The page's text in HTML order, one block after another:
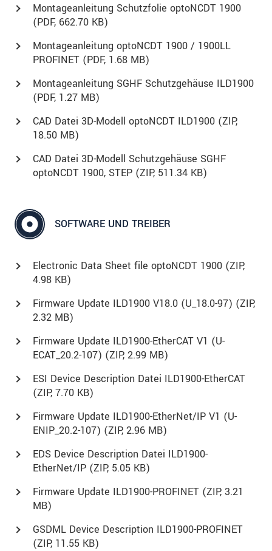
Montageanleitung Schutzfolie optoNCDT 1900
(PDF, 662.70 KB)
Montageanleitung optoNCDT 1900 / 1900LL
PROFINET (PDF, 1.68 MB)
Montageanleitung SGHF Schutzgehäuse ILD1900
(PDF, 1.27 MB)
CAD Datei 3D-Modell optoNCDT ILD1900 (ZIP,
18.50 MB)
CAD Datei 3D-Modell Schutzgehäuse SGHF
optoNCDT 1900, STEP (ZIP, 511.34 KB)
SOFTWARE UND TREIBER
Electronic Data Sheet file optoNCDT 1900 (ZIP,
4.98 KB)
Firmware Update ILD1900 V18.0 (U_18.0-97) (ZIP,
2.32 MB)
Firmware Update ILD1900-EtherCAT V1 (U-
ECAT_20.2-107) (ZIP, 2.99 MB)
ESI Device Description Datei ILD1900-EtherCAT
(ZIP, 7.70 KB)
Firmware Update ILD1900-EtherNet/IP V1 (U-
ENIP_20.2-107) (ZIP, 2.96 MB)
EDS Device Description Datei ILD1900-
EtherNet/IP (ZIP, 5.05 KB)
Firmware Update ILD1900-PROFINET (ZIP, 3.21
MB)
GSDML Device Description ILD1900-PROFINET
(ZIP, 11.55 KB)